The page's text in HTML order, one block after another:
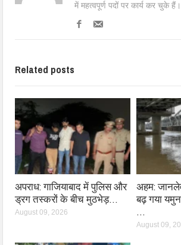
में महत्वपूर्ण पदों पर कार्य कर चुके हैं।
Related posts
अपराध: गाजियाबाद में पुलिस और
ड्रग तस्करों के बीच मुठभेड़…
August 09, 2026
अहम:
बढ़ गया
…
August 09,